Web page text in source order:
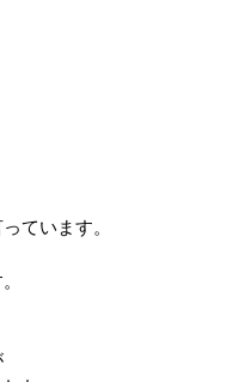
ています。